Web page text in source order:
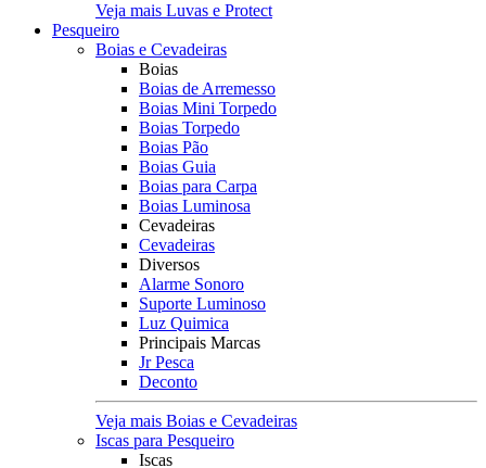
Veja mais Luvas e Protect
Pesqueiro
Boias e Cevadeiras
Boias
Boias de Arremesso
Boias Mini Torpedo
Boias Torpedo
Boias Pão
Boias Guia
Boias para Carpa
Boias Luminosa
Cevadeiras
Cevadeiras
Diversos
Alarme Sonoro
Suporte Luminoso
Luz Quimica
Principais Marcas
Jr Pesca
Deconto
Veja mais Boias e Cevadeiras
Iscas para Pesqueiro
Iscas